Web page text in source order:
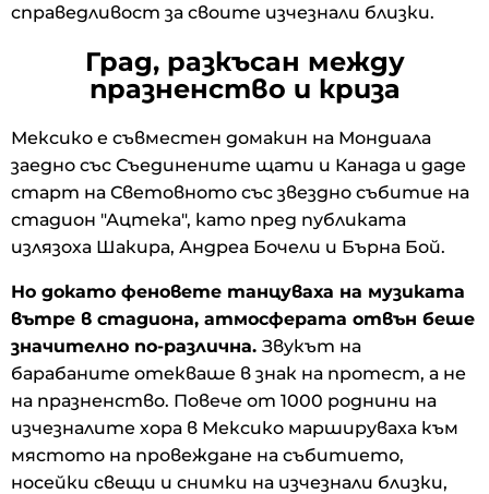
справедливост за своите изчезнали близки.
Град, разкъсан между
празненство и криза
Мексико е съвместен домакин на Мондиала
заедно със Съединените щати и Канада и даде
старт на Световното със звездно събитие на
стадион "Ацтека", като пред публиката
излязоха Шакира, Андреа Бочели и Бърна Бой.
Но докато феновете танцуваха на музиката
вътре в стадиона, атмосферата отвън беше
значително по-различна. Звукът на
барабаните отекваше в знак на протест, а не
на празненство. Повече от 1000 роднини на
изчезналите хора в Мексико маршируваха към
мястото на провеждане на събитието,
носейки свещи и снимки на изчезнали близки,